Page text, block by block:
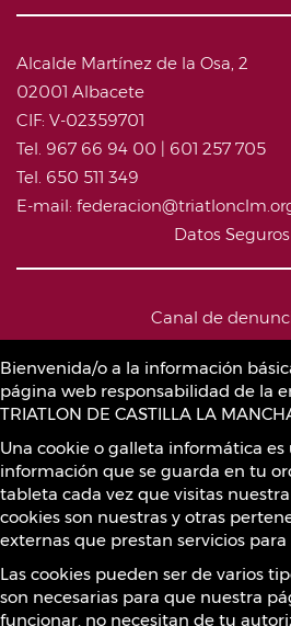
Bienvenida/o a la información
página web responsabilidad de la
TRIATLON DE CASTILLA LA
Una cookie o galleta informática
información que se guarda en tu
tableta cada vez que visitas
cookies son nuestras y otras
externas que prestan servicios
Las cookies pueden ser de varios
son necesarias para que nuestra
funcionar, no necesitan de tu
Alcalde Martínez de la Osa, 2
02001 Albacete
CIF: V-02359701
Tel. 967 66 94 00 | 601 257 705
Tel. 650 511 349
E-mail:
Datos Seguros
Canal de
Política de
Sustancias
Contacto